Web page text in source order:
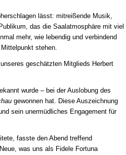
lässt: mitreißende Musik,
das die Saalatmosphäre mit viel
mehr, wie lebendig und verbindend
stehen.
geschätzten Mitglieds Herbert
wurde – bei der Auslobung des
gewonnen hat. Diese Auszeichnung
sein unermüdliches Engagement für
fasste den Abend treffend
was uns als Fidele Fortuna